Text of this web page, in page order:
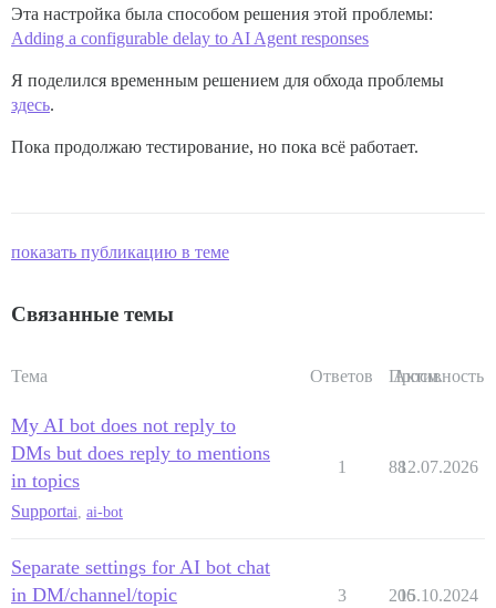
Эта настройка была способом решения этой проблемы:
Adding a configurable delay to AI Agent responses
Я поделился временным решением для обхода проблемы
здесь.
Пока продолжаю тестирование, но пока всё работает.
показать публикацию в теме
Связанные темы
Тема Ответов Просм.
Активность
My AI bot does not reply to
DMs but does reply to mentions
in topics
Supportai ai-bot
1 8812.07.2026
Separate settings for AI bot chat
in DM/channel/topic
3 206
15.10.2024